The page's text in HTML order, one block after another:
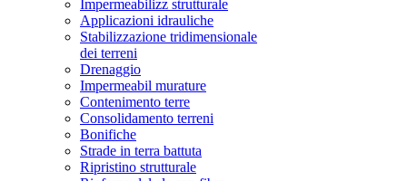
Impermeabilizz strutturale
Applicazioni idrauliche
Stabilizzazione tridimensionale
dei terreni
Drenaggio
Impermeabil murature
Contenimento terre
Consolidamento terreni
Bonifiche
Strade in terra battuta
Ripristino strutturale